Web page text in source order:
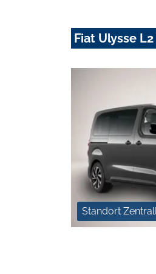
Fiat Ulysse L2
Standort